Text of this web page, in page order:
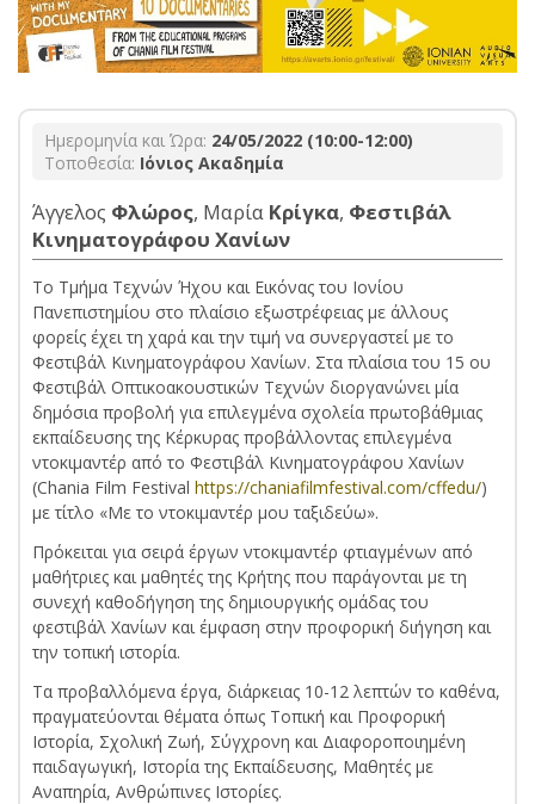
Ημερομηνία και Ώρα: 24/05/2022 (10:00-12:00)
Τοποθεσία: Ιόνιος Ακαδημία
Άγγελος Φλώρος, Μαρία Κρίγκα, Φεστιβάλ
Κινηματογράφου Χανίων
Το Τμήμα Τεχνών Ήχου και Εικόνας του Ιονίου
Πανεπιστημίου στο πλαίσιο εξωστρέφειας με άλλους
φορείς έχει τη χαρά και την τιμή να συνεργαστεί με το
Φεστιβάλ Κινηματογράφου Χανίων. Στα πλαίσια του 15 ου
Φεστιβάλ Οπτικοακουστικών Τεχνών διοργανώνει μία
δημόσια προβολή για επιλεγμένα σχολεία πρωτοβάθμιας
εκπαίδευσης της Κέρκυρας προβάλλοντας επιλεγμένα
ντοκιμαντέρ από το Φεστιβάλ Κινηματογράφου Χανίων
(Chania Film Festival https://chaniafilmfestival.com/cffedu/)
με τίτλο «Με το ντοκιμαντέρ μου ταξιδεύω».
Πρόκειται για σειρά έργων ντοκιμαντέρ φτιαγμένων από
μαθήτριες και μαθητές της Κρήτης που παράγονται με τη
συνεχή καθοδήγηση της δημιουργικής ομάδας του
φεστιβάλ Χανίων και έμφαση στην προφορική διήγηση και
την τοπική ιστορία.
Τα προβαλλόμενα έργα, διάρκειας 10-12 λεπτών το καθένα,
πραγματεύονται θέματα όπως Τοπική και Προφορική
Ιστορία, Σχολική Ζωή, Σύγχρονη και Διαφοροποιημένη
παιδαγωγική, Ιστορία της Εκπαίδευσης, Μαθητές με
Αναπηρία, Ανθρώπινες Ιστορίες.